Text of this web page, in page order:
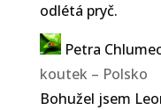
odlétá pryč.
Petra
koutek – Polsko
Bohužel jsem